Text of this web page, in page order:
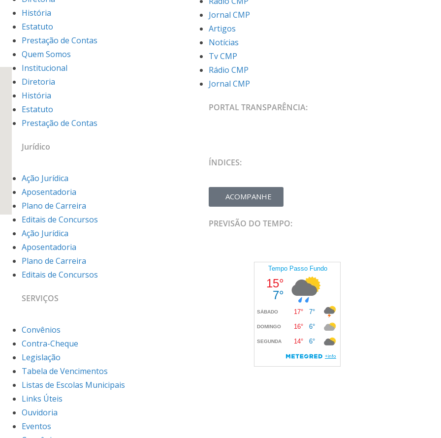
História
Estatuto
Prestação de Contas
Quem Somos
Institucional
Diretoria
História
Estatuto
Prestação de Contas
Jurídico
Ação Jurídica
Aposentadoria
Plano de Carreira
Editais de Concursos
Ação Jurídica
Aposentadoria
Plano de Carreira
Editais de Concursos
SERVIÇOS
Convênios
Contra-Cheque
Legislação
Tabela de Vencimentos
Listas de Escolas Municipais
Links Úteis
Ouvidoria
Eventos
Jornal CMP
Artigos
Notícias
Tv CMP
Rádio CMP
Jornal CMP
PORTAL TRANSPARÊNCIA:
ÍNDICES:
ACOMPANHE
PREVISÃO DO TEMPO: